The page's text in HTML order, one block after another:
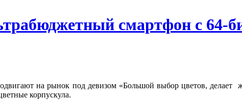
смартфон с 64-
на рынок под девизом «Большой выбор цветов, делает
корпускула.